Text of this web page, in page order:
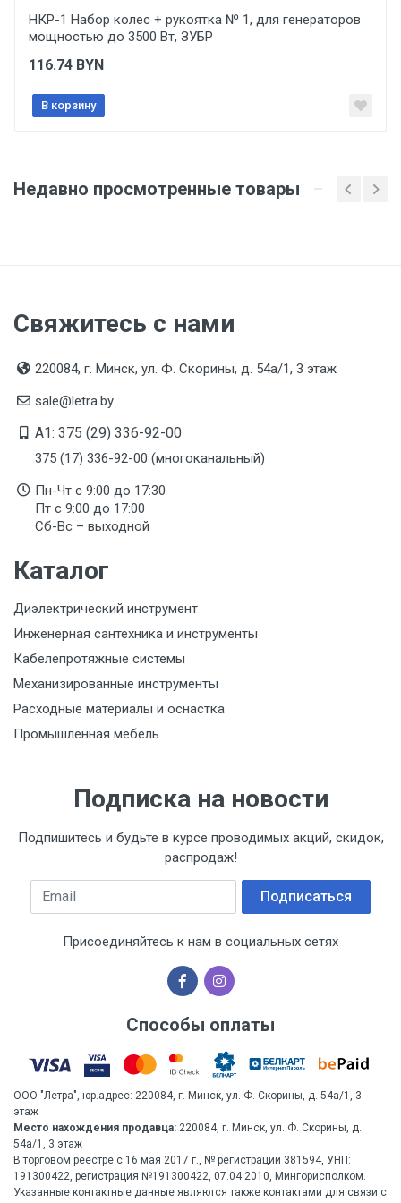
Срок службы
Указан на упаковке / в паспорте товара
Дата изготовления
Указана на упаковке / в паспорте товара
ООО "Летра", Беларусь, г. Минск, ул. Ф.Скорины,
54а/1, офис 34
НКР-1 Набор колес + рукоятка № 1, для генераторов
мощностью до 3500 Вт, ЗУБР
116.74 BYN
В корзину
Недавно просмотренные товары
Свяжитесь с нами
220084, г. Минск, ул. Ф. Скорины, д. 54а/1, 3 этаж
sale@letra.by
A1: 375 (29) 336-92-00
375 (17) 336-92-00 (многоканальный)
Пн-Чт с 9:00 до 17:30
Пт с 9:00 до 17:00
Сб-Вс – выходной
Каталог
Диэлектрический инструмент
Инженерная сантехника и инструменты
Кабелепротяжные системы
Механизированные инструменты
Расходные материалы и оснастка
Промышленная мебель
Подписка на новости
Подпишитесь и будьте в курсе проводимых акций, скидок,
распродаж!
Email Подписаться
Присоединяйтесь к нам в социальных сетях
Способы оплаты
ООО "Летра", юр.адрес: 220084, г. Минск, ул. Ф. Скорины, д. 54а/1, 3
этаж
Место нахождения продавца: 220084, г. Минск, ул. Ф. Скорины, д.
54а/1, 3 этаж
В торговом реестре с 16 мая 2017 г., № регистрации 381594, УНП:
191300422, регистрация №191300422, 07.04.2010, Мингорисполком.
Указанные контактные данные являются также контактами для связи с